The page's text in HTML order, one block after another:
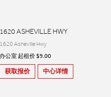
1620 ASHEVILLE HWY
1620 Asheville Hwy
办公室 起租价 $9.00
获取报价 中心详情